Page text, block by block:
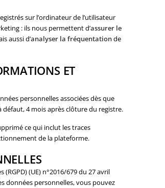
sur l’ordinateur de l’utilisateur
: ils nous permettent d’assurer le
aussi d’analyser la fréquentationde
ET
personnelles associées dès que
défaut, 4 mois après clôture du registre.
ce qui inclut les traces
de la plateforme.
(UE) n°2016/679 du 27 avril
données personnelles, vous pouvez